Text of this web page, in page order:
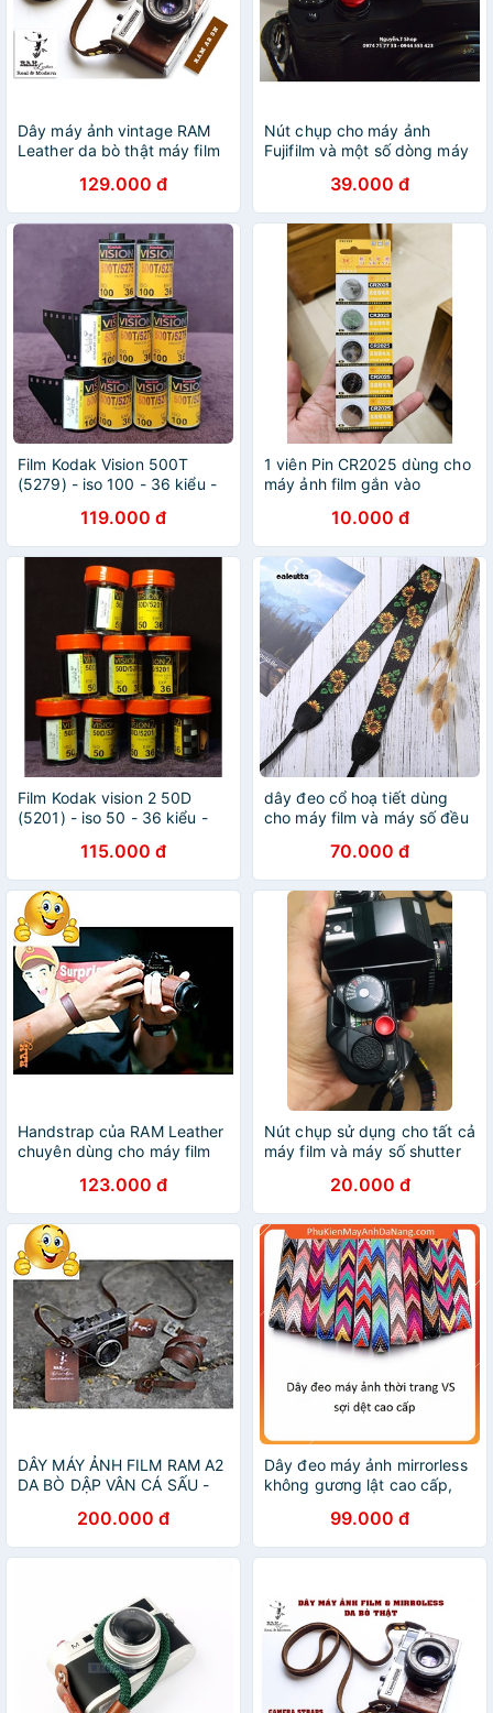
Dây máy ảnh vintage RAM
Leather da bò thật máy film
129.000 đ
Nút chụp cho máy ảnh
Fujifilm và một số dòng máy
39.000 đ
Film Kodak Vision 500T
(5279) - iso 100 - 36 kiểu -
119.000 đ
1 viên Pin CR2025 dùng cho
máy ảnh film gắn vào
10.000 đ
Film Kodak vision 2 50D
(5201) - iso 50 - 36 kiểu -
115.000 đ
dây đeo cổ hoạ tiết dùng
cho máy film và máy số đều
70.000 đ
Handstrap của RAM Leather
chuyên dùng cho máy film
123.000 đ
Nút chụp sử dụng cho tất cả
máy film và máy số shutter
20.000 đ
DÂY MÁY ẢNH FILM RAM A2
DA BÒ DẬP VÂN CÁ SẤU -
200.000 đ
Dây đeo máy ảnh mirrorless
không gương lật cao cấp,
99.000 đ